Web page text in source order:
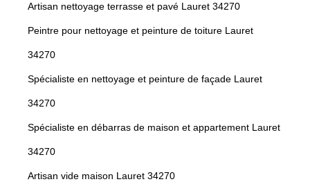
Artisan nettoyage terrasse et pavé Lauret 34270
Peintre pour nettoyage et peinture de toiture Lauret
34270
Spécialiste en nettoyage et peinture de façade Lauret
34270
Spécialiste en débarras de maison et appartement Lauret
34270
Artisan vide maison Lauret 34270